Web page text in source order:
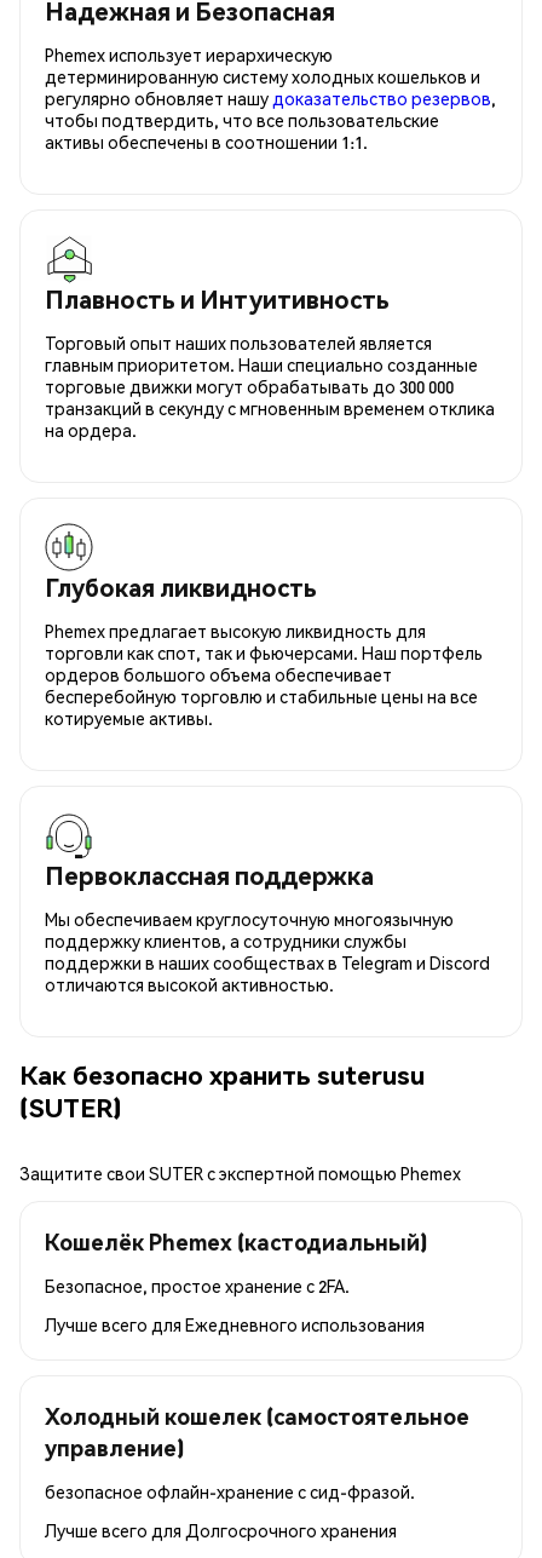
Надежная и Безопасная
Phemex использует иерархическую
детерминированную систему холодных кошельков и
регулярно обновляет нашу доказательство резервов,
чтобы подтвердить, что все пользовательские
активы обеспечены в соотношении 1:1.
Плавность и Интуитивность
Торговый опыт наших пользователей является
главным приоритетом. Наши специально созданные
торговые движки могут обрабатывать до 300 000
транзакций в секунду с мгновенным временем отклика
на ордера.
Глубокая ликвидность
Phemex предлагает высокую ликвидность для
торговли как спот, так и фьючерсами. Наш портфель
ордеров большого объема обеспечивает
бесперебойную торговлю и стабильные цены на все
котируемые активы.
Первоклассная поддержка
Мы обеспечиваем круглосуточную многоязычную
поддержку клиентов, а сотрудники службы
поддержки в наших сообществах в Telegram и Discord
отличаются высокой активностью.
Как безопасно хранить suterusu
(SUTER)
Защитите свои SUTER с экспертной помощью Phemex
Кошелёк Phemex (кастодиальный)
Безопасное, простое хранение с 2FA.
Лучше всего для Ежедневного использования
Холодный кошелек (самостоятельное
управление)
безопасное офлайн-хранение с сид-фразой.
Лучше всего для Долгосрочного хранения